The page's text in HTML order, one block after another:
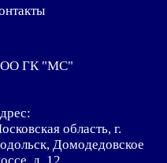
ГК "МС"
область, г.
Домодедовское